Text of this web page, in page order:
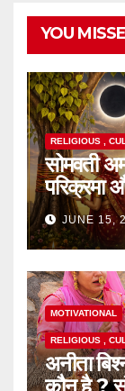
YOU
RELIGIOUS ,
सोमवती
परिक्रमा
JUNE 15,
MOTIVATIONAL
RELIGIOUS ,
अनीता